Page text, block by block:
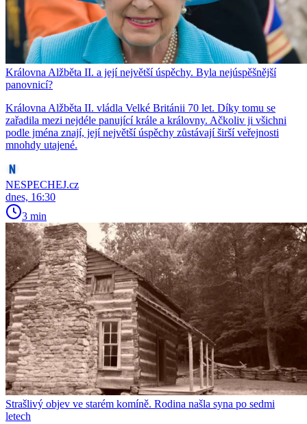
Královna Alžběta II. a její největší úspěchy. Byla nejúspěšnější
panovnicí?
Královna Alžběta II. vládla Velké Británii 70 let. Díky tomu se
zařadila mezi nejdéle panující krále a královny. Ačkoliv ji všichni
podle jména znají, její největší úspěchy zůstávají širší veřejnosti
mnohdy utajené.
NESPECHEJ.cz
dnes, 16:30
3 min
Strašlivý objev ve starém komíně. Rodina našla syna po sedmi
letech